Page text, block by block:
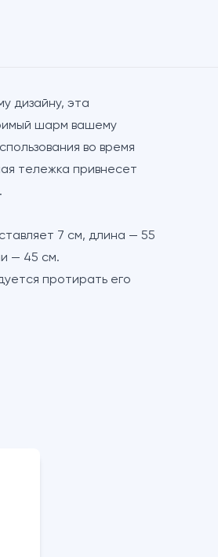
дизайну, эта
шарм вашему
во время
тележка привнесет
7 см, длина — 55
— 45 см.
протирать его